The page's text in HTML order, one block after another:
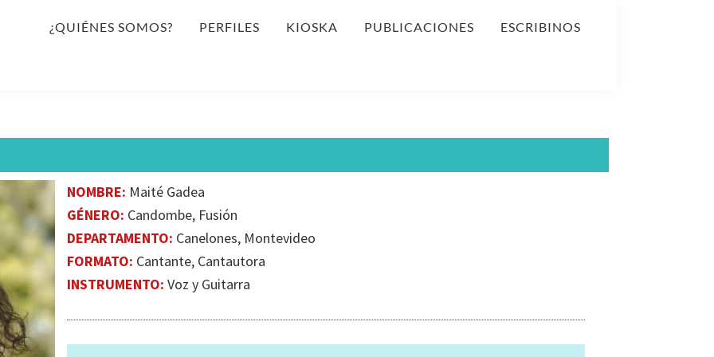
¿QUIÉNES SOMOS? PERFILES KIOSKA PUBLICACIONES ESCRIBINOS
NOMBRE: Maité Gadea
GÉNERO: Candombe, Fusión
DEPARTAMENTO: Canelones, Montevideo
FORMATO: Cantante, Cantautora
INSTRUMENTO: Voz y Guitarra